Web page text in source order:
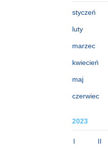
styczeń
luty
marzec
kwiecień
maj
czerwiec
2023
I II